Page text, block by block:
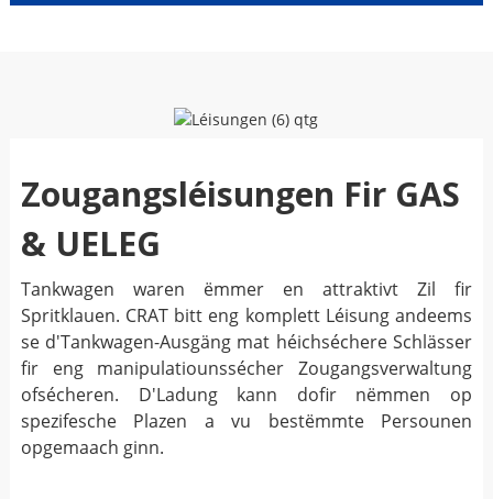
Zougangsléisungen Fir GAS
& UELEG
Tankwagen waren ëmmer en attraktivt Zil fir
Spritklauen. CRAT bitt eng komplett Léisung andeems
se d'Tankwagen-Ausgäng mat héichséchere Schlässer
fir eng manipulatiounssécher Zougangsverwaltung
ofsécheren. D'Ladung kann dofir nëmmen op
spezifesche Plazen a vu bestëmmte Persounen
opgemaach ginn.